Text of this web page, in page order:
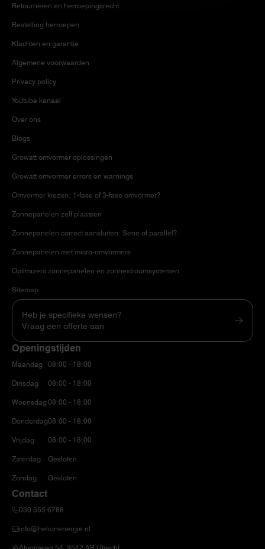
Retourneren en herroepingsrecht
Bestelling herroepen
Klachten en garantie
Algemene voorwaarden
Privacy policy
Youtube kanaal
Over ons
Blogs
Growatt omvormer oplossingen
Growatt omvormer errors en warnings
Omvormer kiezen: 1-fase of 3-fase omvormer?
Zonnepanelen zelf plaatsen
Zonnepanelen correct aansluiten: Serie of parallel?
Zonnepanelen met micro-omvormers
Optimizers zonnepanelen en zonnestroomsystemen
Sitemap
Heb je specifieke wensen?
Vraag een offerte aan
Openingstijden
Maandag
Dinsdag
Woensdag
Donderdag
Vrijdag
Zaterdag
Zondag
08:00 - 18:00
08:00 - 18:00
08:00 - 18:00
08:00 - 18:00
08:00 - 18:00
Gesloten
Gesloten
Contact
030 555 6788
info@helionenergie.nl